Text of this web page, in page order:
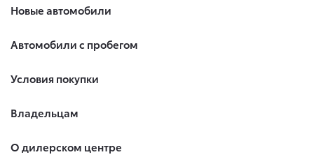
Новые автомобили
Автомобили с пробегом
Условия покупки
Владельцам
О дилерском центре